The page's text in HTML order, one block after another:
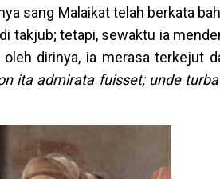
sang Malaikat telah berkata
takjub; tetapi, sewaktu ia
dirinya, ia merasa terkejut
ita admirata fuisset; unde